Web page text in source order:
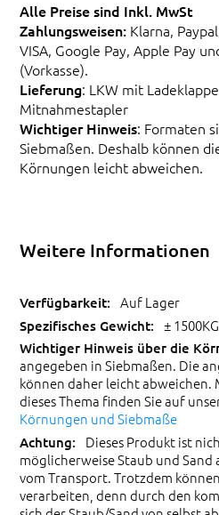
Alle Preise sind Inkl. MwSt
Zahlungsweisen: Klarna,
VISA, Google Pay, Apple Pay
(Vorkasse).
Lieferung: LKW mit
Mitnahmestapler
Wichtiger Hinweis: Formaten
Siebmaßen. Deshalb können
Körnungen leicht abweichen.
Weitere Informationen
Auf Lager
±
angegeben in Siebmaßen. Die
können daher leicht
dieses Thema finden Sie auf
Körnungen und Siebmaße
Dieses Produkt ist
möglicherweise Staub und
vom Transport. Trotzdem
verarbeiten, denn durch den